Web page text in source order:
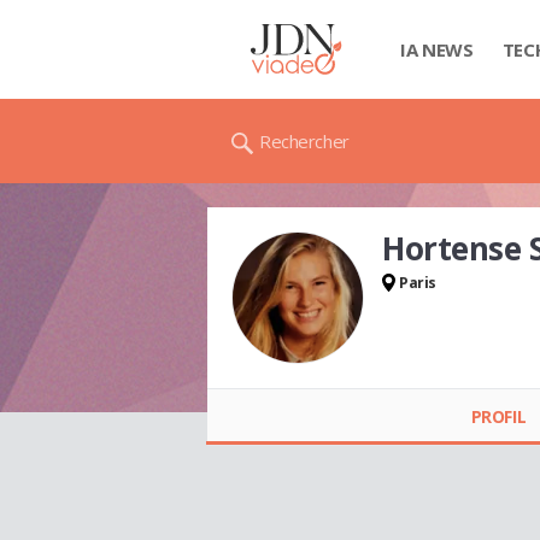
IA NEWS
Rechercher
Hortense
Paris
PROFIL